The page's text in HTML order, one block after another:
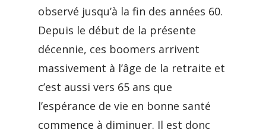
observé jusqu’à la fin des années 60.
Depuis le début de la présente
décennie, ces boomers arrivent
massivement à l’âge de la retraite et
c’est aussi vers 65 ans que
l’espérance de vie en bonne santé
commence à diminuer. Il est donc